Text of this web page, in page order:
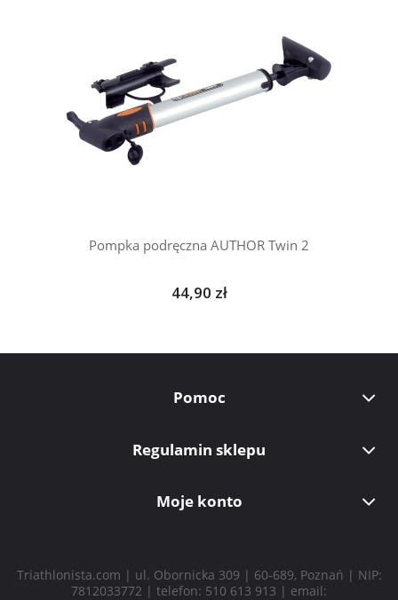
Pompka podręczna AUTHOR Twin 2
44,90 zł
Pomoc
Regulamin sklepu
Moje konto
Triathlonista.com | ul. Obornicka 309 | 60-689, Poznań | NIP:
7812033772 | telefon: 510 613 913 | email: